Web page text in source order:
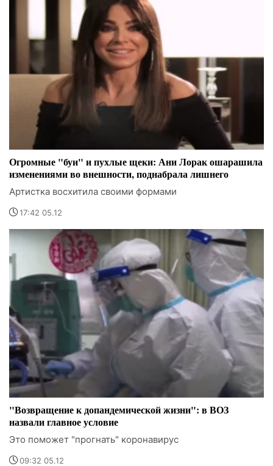
Огромные "буи" и пухлые щеки: Ани Лорак ошарашила
изменениями во внешности, поднабрала лишнего
Артистка восхитила своими формами
17:42 05.12
"Возвращение к допандемической жизни": в ВОЗ
назвали главное условие
Это поможет "прогнать" коронавирус
09:32 05.12